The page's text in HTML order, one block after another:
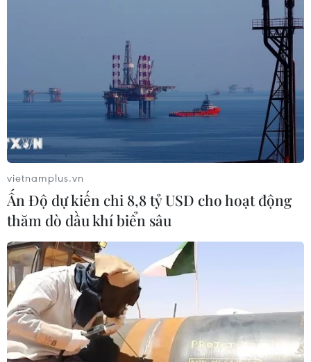
vietnamplus.vn
Ấn Độ dự kiến chi 8,8 tỷ USD cho hoạt động
thăm dò dầu khí biển sâu